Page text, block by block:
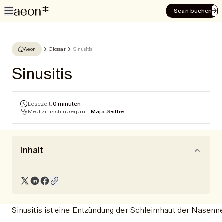
Scan buchen
Aeon Glossar Sinusitis
Sinusitis
Lesezeit:0 minuten
Medizinisch überprüft:Maja Seithe
Inhalt
Sinusitis ist eine Entzündung der Schleimhaut der